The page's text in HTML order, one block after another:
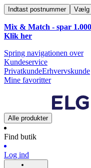
Indtast postnummer Vælg
Mix & Match - spar
Klik her
Spring navigationen over
Kundeservice
PrivatkundeErhvervskunde
Mine favoritter
Alle produkter
Find butik
Log ind